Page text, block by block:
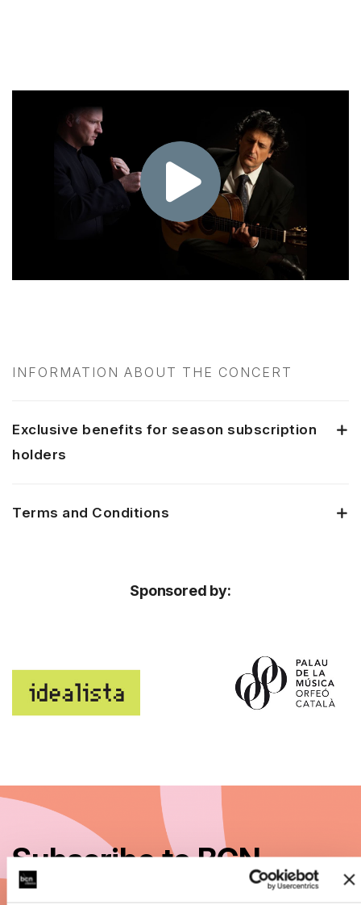
INFORMATION ABOUT THE CONCERT
Exclusive benefits for season subscription
holders
Terms and Conditions
Sponsored by:
Subscribe to BCN
Clàssics 26/27